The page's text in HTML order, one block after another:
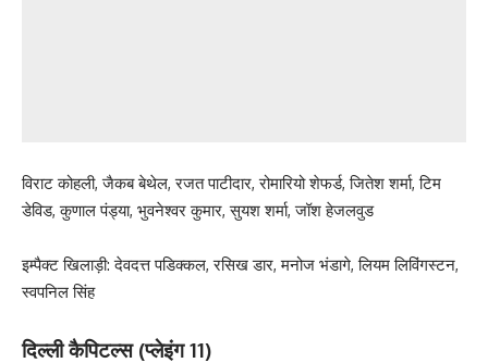
विराट कोहली, जैकब बेथेल, रजत पाटीदार, रोमारियो शेफर्ड, जितेश शर्मा, टिम
डेविड, कुणाल पंड्या, भुवनेश्वर कुमार, सुयश शर्मा, जॉश हेजलवुड
इम्पैक्ट खिलाड़ी: देवदत्त पडिक्कल, रसिख डार, मनोज भंडागे, लियम लिविंगस्टन,
स्वपनिल सिंह
दिल्ली कैपिटल्स (प्लेइंग 11)